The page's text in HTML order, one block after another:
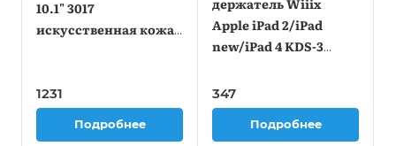
10.1" 3017
искусственная кожа
1231
Подробнее
держатель Wiiix
Apple iPad 2/iPad
new/iPad 4 KDS-3
347
Подробнее